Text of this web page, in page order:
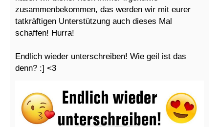
zusammenbekommen, das werden wir mit eurer
tatkräftigen Unterstützung auch dieses Mal
schaffen! Hurra!
Endlich wieder unterschreiben! Wie geil ist das
denn? :] <3